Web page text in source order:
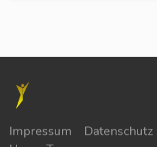
Impressum Datenschutz